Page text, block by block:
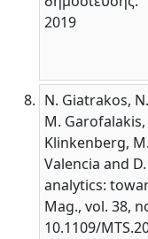
2019
N. Giatrakos,
M. Garofalakis,
Klinkenberg,
Valencia and
analytics:
Mag., vol. 38,
10.1109/